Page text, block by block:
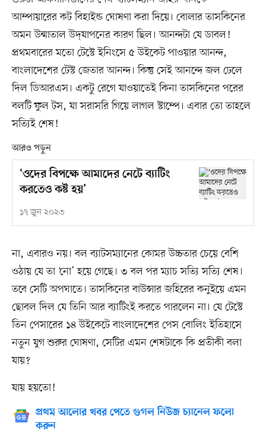
আম্পায়ারের কট বিহাইন্ড ঘোষণা করা দিয়ে। বোলার তাসকিনের
অমন উন্মাতাল উদ্‌যাপনের কারণ ছিল। আনন্দটা যে ডাবল!
প্রথমবারের মতো টেস্টে ইনিংসে ৫ উইকেট পাওয়ার আনন্দ,
বাংলাদেশের টেস্ট জেতার আনন্দ। কিন্তু সেই আনন্দে জল ঢেলে
দিল ডিআরএস। একটু রেগে যাওয়াতেই কিনা তাসকিনের পরের
বলটি ফুল টস, যা সরাসরি গিয়ে লাগল স্টাম্পে। এবার তো তাহলে
সত্যিই শেষ!
আরও পড়ুন
‘ওদের বিপক্ষে আমাদের নেটে ব্যাটিং
করতেও কষ্ট হয়’
১৭ জুন ২০২৩
না, এবারও নয়। বল ব্যাটসম্যানের কোমর উচ্চতার চেয়ে বেশি
ওঠায় যে তা ‘নো’ হয়ে গেছে। ৩ বল পর ম্যাচ সত্যি সত্যি শেষ।
তবে সেটি অপঘাতে। তাসকিনের বাউন্সার জহিরের কনুইয়ে এমন
ছোবল দিল যে তিনি আর ব্যাটিংই করতে পারলেন না। যে টেস্টে
তিন পেসারের ১৪ উইকেটে বাংলাদেশের পেস বোলিং ইতিহাসে
নতুন যুগ শুরুর ঘোষণা, সেটির এমন শেষটাকে কি প্রতীকী বলা
যায়?
যায় হয়তো!
প্রথম আলোর খবর পেতে গুগল নিউজ চ্যানেল ফলো
করুন